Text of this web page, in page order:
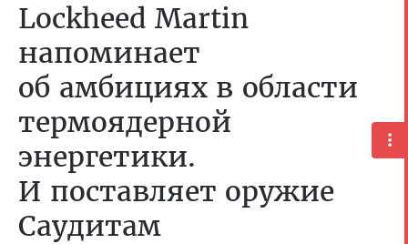
Lockheed Martin
напоминает
об амбициях в области
термоядерной
энергетики.
И поставляет оружие
Саудитам